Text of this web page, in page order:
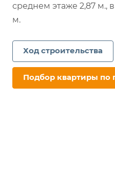
среднем этаже 2,87 м.,
м.
Ход строительства
Подбор квартиры по